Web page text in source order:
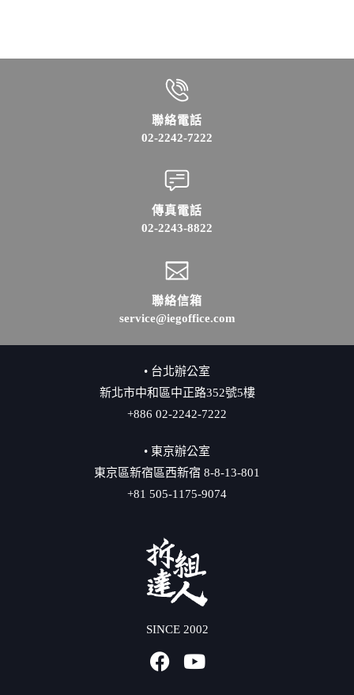
聯絡電話
02-2242-7222
傳真電話
02-2243-8822
聯絡信箱
service@iegoffice.com
• 台北辦公室
新北市中和區中正路352號5樓
+886 02-2242-7222
• 東京辦公室
東京區新宿區西新宿 8-8-13-801
+81 505-1175-9074
SINCE 2002